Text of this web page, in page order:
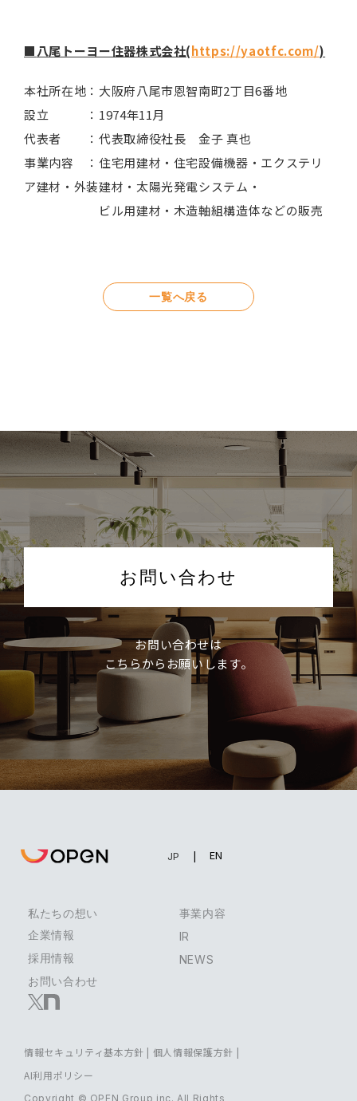
■八尾トーヨー住器株式会社(https://yaotfc.com/)
本社所在地：大阪府八尾市恩智南町2丁目6番地
設立 ：1974年11月
代表者 ：代表取締役社長 金子 真也
事業内容 ：住宅用建材・住宅設備機器・エクステリ
ア建材・外装建材・太陽光発電システム・
ビル用建材・木造軸組構造体などの販売
一覧へ戻る
お問い合わせ
お問い合わせは
こちらからお願いします。
EN
JP
私たちの想い
事業内容
企業情報
IR
採用情報
NEWS
お問い合わせ
Copyright © OPEN Group inc. All Rights
情報セキュリティ基本方針 | 個人情報保護方針 |
AI利用ポリシー